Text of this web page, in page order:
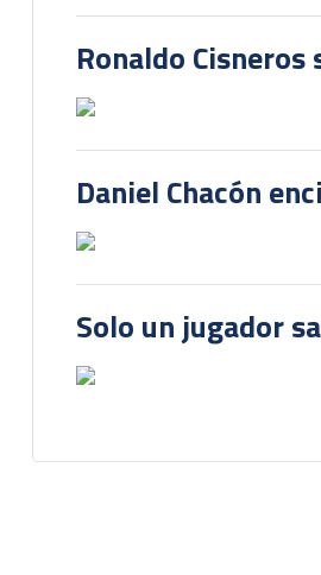
Ronaldo
Daniel Chacón
Solo un jugador